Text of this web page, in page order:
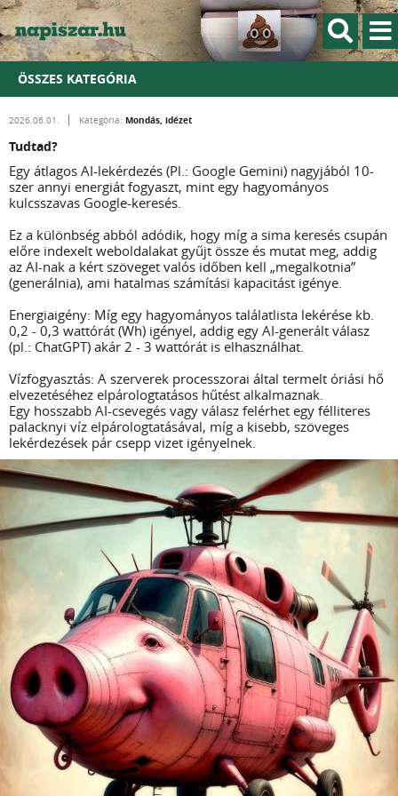
ÖSSZES KATEGÓRIA
2026.06.01. Kategória: Mondás, idézet
Tudtad?
Egy átlagos AI-lekérdezés (Pl.: Google Gemini) nagyjából 10-
szer annyi energiát fogyaszt, mint egy hagyományos
kulcsszavas Google-keresés.
Ez a különbség abból adódik, hogy míg a sima keresés csupán
előre indexelt weboldalakat gyűjt össze és mutat meg, addig
az AI-nak a kért szöveget valós időben kell „megalkotnia”
(generálnia), ami hatalmas számítási kapacitást igénye.
Energiaigény: Míg egy hagyományos találatlista lekérése kb.
0,2 - 0,3 wattórát (Wh) igényel, addig egy AI-generált válasz
(pl.: ChatGPT) akár 2 - 3 wattórát is elhasználhat.
Vízfogyasztás: A szerverek processzorai által termelt óriási hő
elvezetéséhez elpárologtatásos hűtést alkalmaznak.
Egy hosszabb AI-csevegés vagy válasz felérhet egy félliteres
palacknyi víz elpárologtatásával, míg a kisebb, szöveges
lekérdezések pár csepp vizet igényelnek.